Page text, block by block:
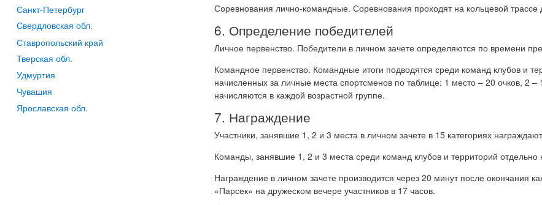
Санкт-Петербург
Свердловская обл.
Ставропольский край
Тверская обл.
Удмуртия
Чувашия
Ярославская обл.
Соревнования лично-командные. Соревнования проходят на кольцевой
6. Определение победителей
Личное первенство. Победители в личном зачете определяются по времени
Командное первенство. Командные итоги подводятся среди команд клубов и
начисленных за личные места спортсменов по таблице: 1 место – 20 очков, 2
начисляются в каждой возрастной группе.
7. Награждение
Участники, занявшие 1, 2 и 3 места в личном зачете в 15 категориях
Команды, занявшие 1, 2 и 3 места среди команд клубов и территорий
Награждение в личном зачете производится через 20 минут после окончания
«Парсек» на дружеском вечере участников в 17 часов.